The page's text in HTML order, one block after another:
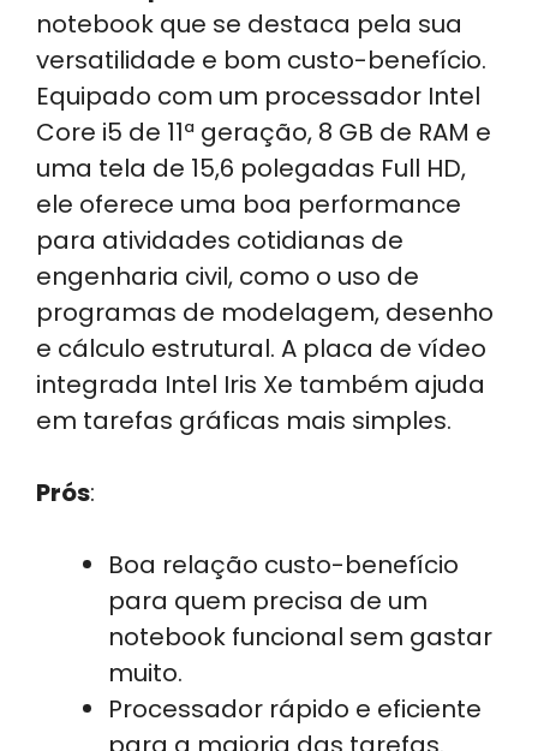
notebook que se destaca pela sua
versatilidade e bom custo-benefício.
Equipado com um processador Intel
Core i5 de 11ª geração, 8 GB de RAM e
uma tela de 15,6 polegadas Full HD,
ele oferece uma boa performance
para atividades cotidianas de
engenharia civil, como o uso de
programas de modelagem, desenho
e cálculo estrutural. A placa de vídeo
integrada Intel Iris Xe também ajuda
em tarefas gráficas mais simples.
Prós:
Boa relação custo-benefício
para quem precisa de um
notebook funcional sem gastar
muito.
Processador rápido e eficiente